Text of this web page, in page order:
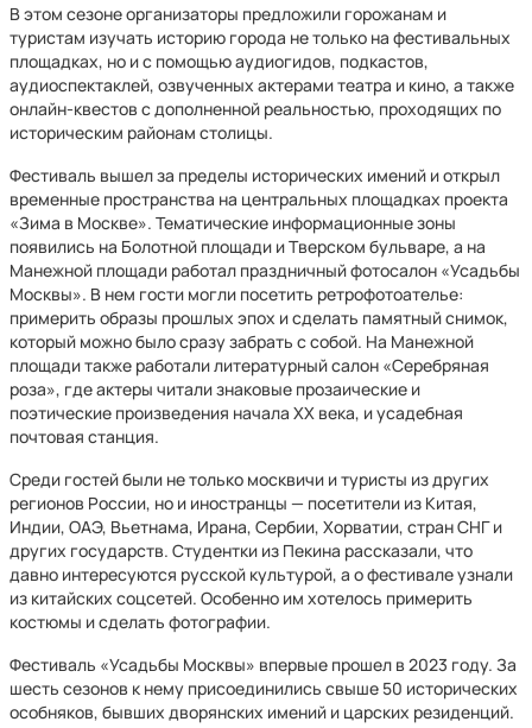
В этом сезоне организаторы предложили горожанам и
туристам изучать историю города не только на фестивальных
площадках, но и с помощью аудиогидов, подкастов,
аудиоспектаклей, озвученных актерами театра и кино, а также
онлайн‑квестов с дополненной реальностью, проходящих по
историческим районам столицы.
Фестиваль вышел за пределы исторических имений и открыл
временные пространства на центральных площадках проекта
«Зима в Москве». Тематические информационные зоны
появились на Болотной площади и Тверском бульваре, а на
Манежной площади работал праздничный фотосалон «Усадьбы
Москвы». В нем гости могли посетить ретрофотоателье:
примерить образы прошлых эпох и сделать памятный снимок,
который можно было сразу забрать с собой. На Манежной
площади также работали литературный салон «Серебряная
роза», где актеры читали знаковые прозаические и
поэтические произведения начала ХХ века, и усадебная
почтовая станция.
Среди гостей были не только москвичи и туристы из других
регионов России, но и иностранцы — посетители из Китая,
Индии, ОАЭ, Вьетнама, Ирана, Сербии, Хорватии, стран СНГ и
других государств. Студентки из Пекина рассказали, что
давно интересуются русской культурой, а о фестивале узнали
из китайских соцсетей. Особенно им хотелось примерить
костюмы и сделать фотографии.
Фестиваль «Усадьбы Москвы» впервые прошел в 2023 году. За
шесть сезонов к нему присоединились свыше 50 исторических
особняков, бывших дворянских имений и царских резиденций.